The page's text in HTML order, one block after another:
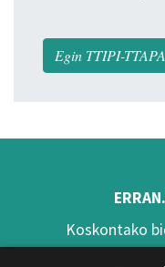
Egin TTIPI-
Koskontako